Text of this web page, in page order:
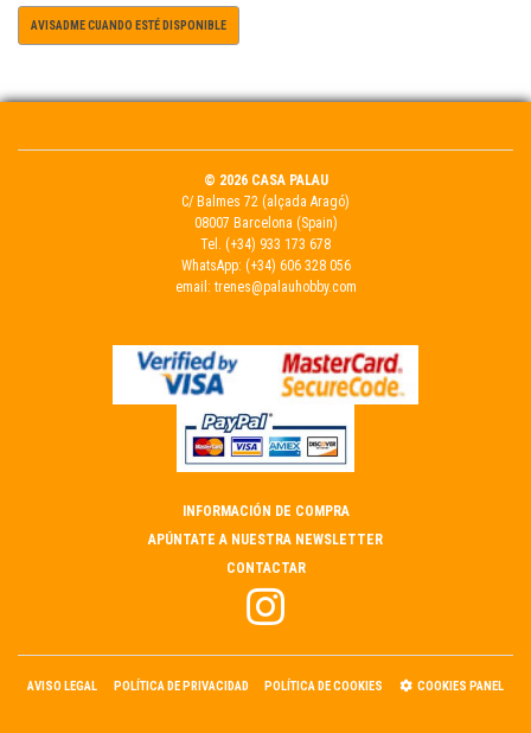
AVISADME CUANDO ESTÉ DISPONIBLE
© 2026 CASA PALAU
C/ Balmes 72 (alçada Aragó)
08007 Barcelona (Spain)
Tel. (+34) 933 173 678
WhatsApp: (+34) 606 328 056
email: trenes@palauhobby.com
INFORMACIÓN DE COMPRA
APÚNTATE A NUESTRA NEWSLETTER
CONTACTAR
AVISO LEGAL POLÍTICA DE PRIVACIDAD POLÍTICA DE COOKIES COOKIES PANEL